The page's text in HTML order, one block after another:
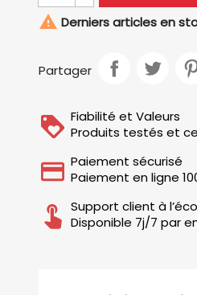
 Derniers articles en
Partager
Fiabilité et Valeurs
Produits testés et
Paiement sécurisé
Paiement en ligne
Support client à
Disponible 7j/7 par